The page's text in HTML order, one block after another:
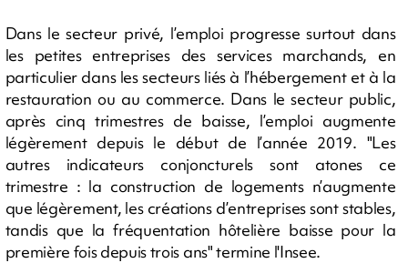
Dans le secteur privé, l’emploi progresse surtout dans
les petites entreprises des services marchands, en
particulier dans les secteurs liés à l’hébergement et à la
restauration ou au commerce. Dans le secteur public,
après cinq trimestres de baisse, l’emploi augmente
légèrement depuis le début de l’année 2019. "Les
autres indicateurs conjoncturels sont atones ce
trimestre : la construction de logements n’augmente
que légèrement, les créations d’entreprises sont stables,
tandis que la fréquentation hôtelière baisse pour la
première fois depuis trois ans" termine l'Insee.